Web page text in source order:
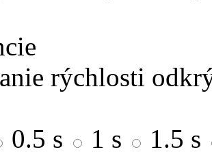
rýchlosti
0.5 s 1 s
1.5 s